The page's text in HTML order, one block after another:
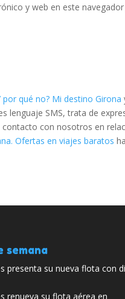
y web en este
por qué no? Mi destino Girona
lenguaje SMS, trata de
contacto con nosotros en
Ofertas en viajes baratos
semana
presenta su nueva flota con
renueva su flota aérea en